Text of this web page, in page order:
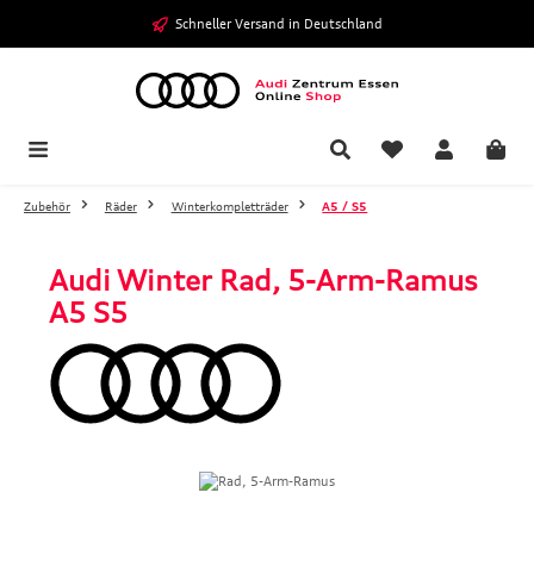
Zum Hauptinhalt springen Schneller Versand in Deutschland
Zubehör Räder Winterkompletträder A5 / S5
Audi Winter Rad, 5-Arm-Ramus
A5 S5
Bildergalerie überspringen